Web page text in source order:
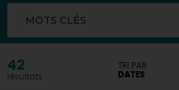
MOTS CLÉS
42
résultats
TRI PAR
DATES